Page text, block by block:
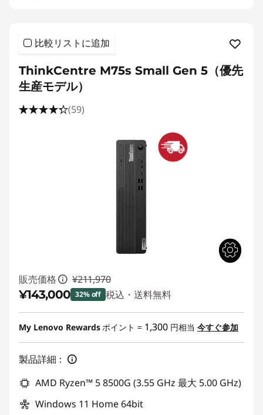
ワ
比較リストに追加
ThinkCentre M75s Small Gen 5（優先
生産モデル）
(59)
販売価格 ¥211,970
¥143,000 32% off 税込・送料無料
特別割引 :-¥68,970
My Lenovo Rewardsポイント = 1,300 円相当 今すぐ参加
製品詳細：
AMD Ryzen™ 5 8500G (3.55 GHz 最大 5.00 GHz)
Windows 11 Home 64bit